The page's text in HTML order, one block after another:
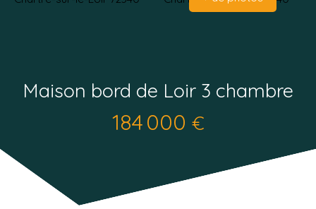
Maison bord de Loir 3 chambre
184 000 €